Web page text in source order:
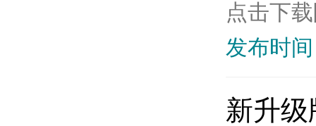
点击下
发布时
新升